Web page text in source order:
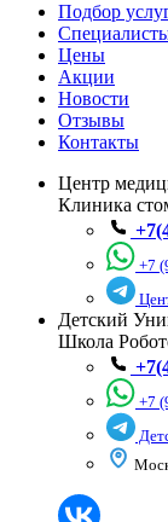
Подбор
Цены
Акции
Новости
Отзывы
Контакты
Центр
Клиника
+7
Детский
Школа
+7